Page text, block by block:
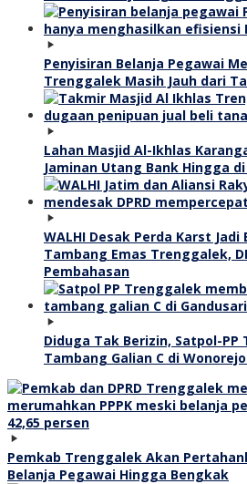
Penyisiran Belanja Pegawai
Trenggalek Masih Jauh dari
Lahan Masjid Al-Ikhlas
Jaminan Utang Bank Hingga di
WALHI Desak Perda Karst
Tambang Emas Trenggalek,
Pembahasan
Diduga Tak Berizin, Satpol-
Tambang Galian C di
Pemkab Trenggalek Akan
Belanja Pegawai Hingga Bengkak